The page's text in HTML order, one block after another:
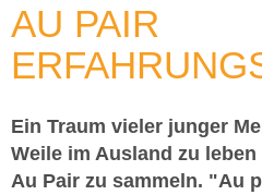
AU PAIR
Ein Traum vieler junger
Weile im Ausland zu
Au Pair zu sammeln. "Au